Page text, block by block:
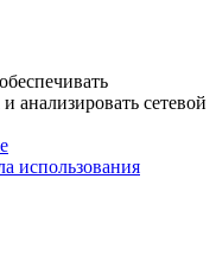
анализировать сетевой
использования